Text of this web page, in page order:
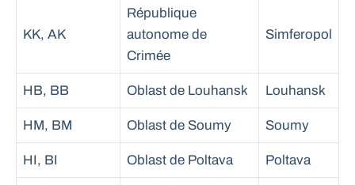
KK, AK
République
autonome de
Crimée
Simferopol
HB, BB Oblast de Louhansk Louhansk
HM, BM Oblast de Soumy Soumy
HI, BI Oblast de Poltava Poltava